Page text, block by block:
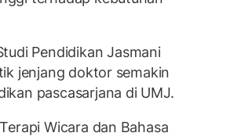
Pendidikan Jasmani
jenjang doktor semakin
pascasarjana di UMJ.
Wicara dan Bahasa